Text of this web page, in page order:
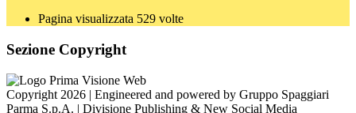
Pagina visualizzata 529 volte
Sezione Copyright
Copyright 2026 | Engineered and powered by Gruppo Spaggiari
Parma S.p.A. | Divisione Publishing & New Social Media